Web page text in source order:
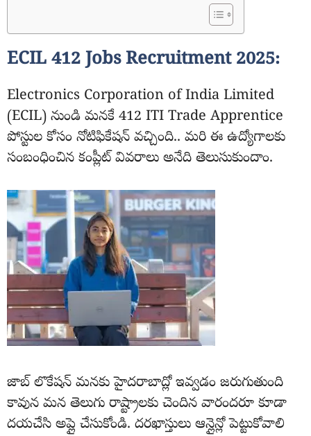
ECIL 412 Jobs Recruitment 2025:
Electronics Corporation of India Limited
(ECIL) నుండి మనకే 412 ITI Trade Apprentice
పోస్టుల కోసం నోటిఫికేషన్ వచ్చింది.. మరి ఈ ఉద్యోగాలకు
సంబంధించిన కంప్లీట్ వివరాలు అనేది తెలుసుకుందాం.
జాబ్ లొకేషన్ మనకు హైదరాబాద్లో ఇవ్వడం జరుగుతుంది
కావున మన తెలుగు రాష్ట్రాలకు చెందిన వారందరూ కూడా
దయచేసి అప్లై చేసుకోండి. దరఖాస్తులు ఆన్లైన్లో పెట్టుకోవాలి